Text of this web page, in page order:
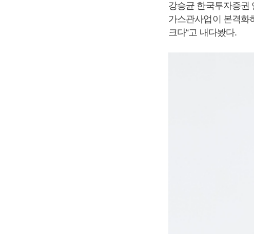
강승균 한국투자증권
가스관사업이 본격화
크다“고 내다봤다.